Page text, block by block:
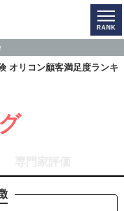
オリコン顧客満足度ランキ